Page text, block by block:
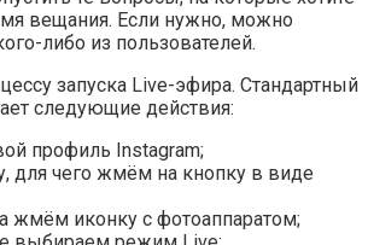
вещания. Если нужно, можно
либо из пользователей.
запуска Live-эфира. Стандартный
следующие действия:
профиль Instagram;
для чего жмём на кнопку в виде
жмём иконку с фотоаппаратом;